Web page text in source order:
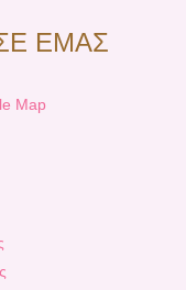
ΕΜΑΣ
Map